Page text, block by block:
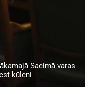
Saeimā varas
kūleni